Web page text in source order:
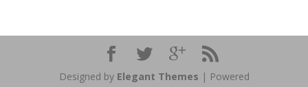
Designed by Elegant Themes | Powered